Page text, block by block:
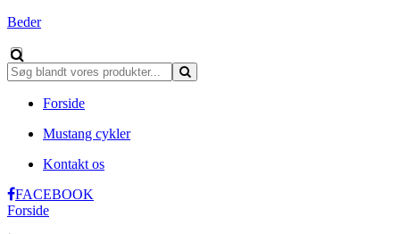
Beder
Forside
Mustang cykler
Kontakt os
FACEBOOK
Forside